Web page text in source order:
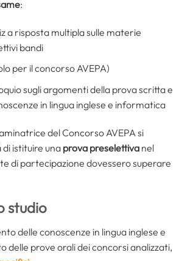
:
a risposta multipla sulle materie
bandi
per il concorso AVEPA)
sugli argomenti della prova scritta e
in lingua inglese e informatica
del Concorso AVEPA si
istituire una prova preselettiva nel
di partecipazione dovessero superare
studio
delle conoscenze in lingua inglese e
delle prove orali dei concorsi analizzati,